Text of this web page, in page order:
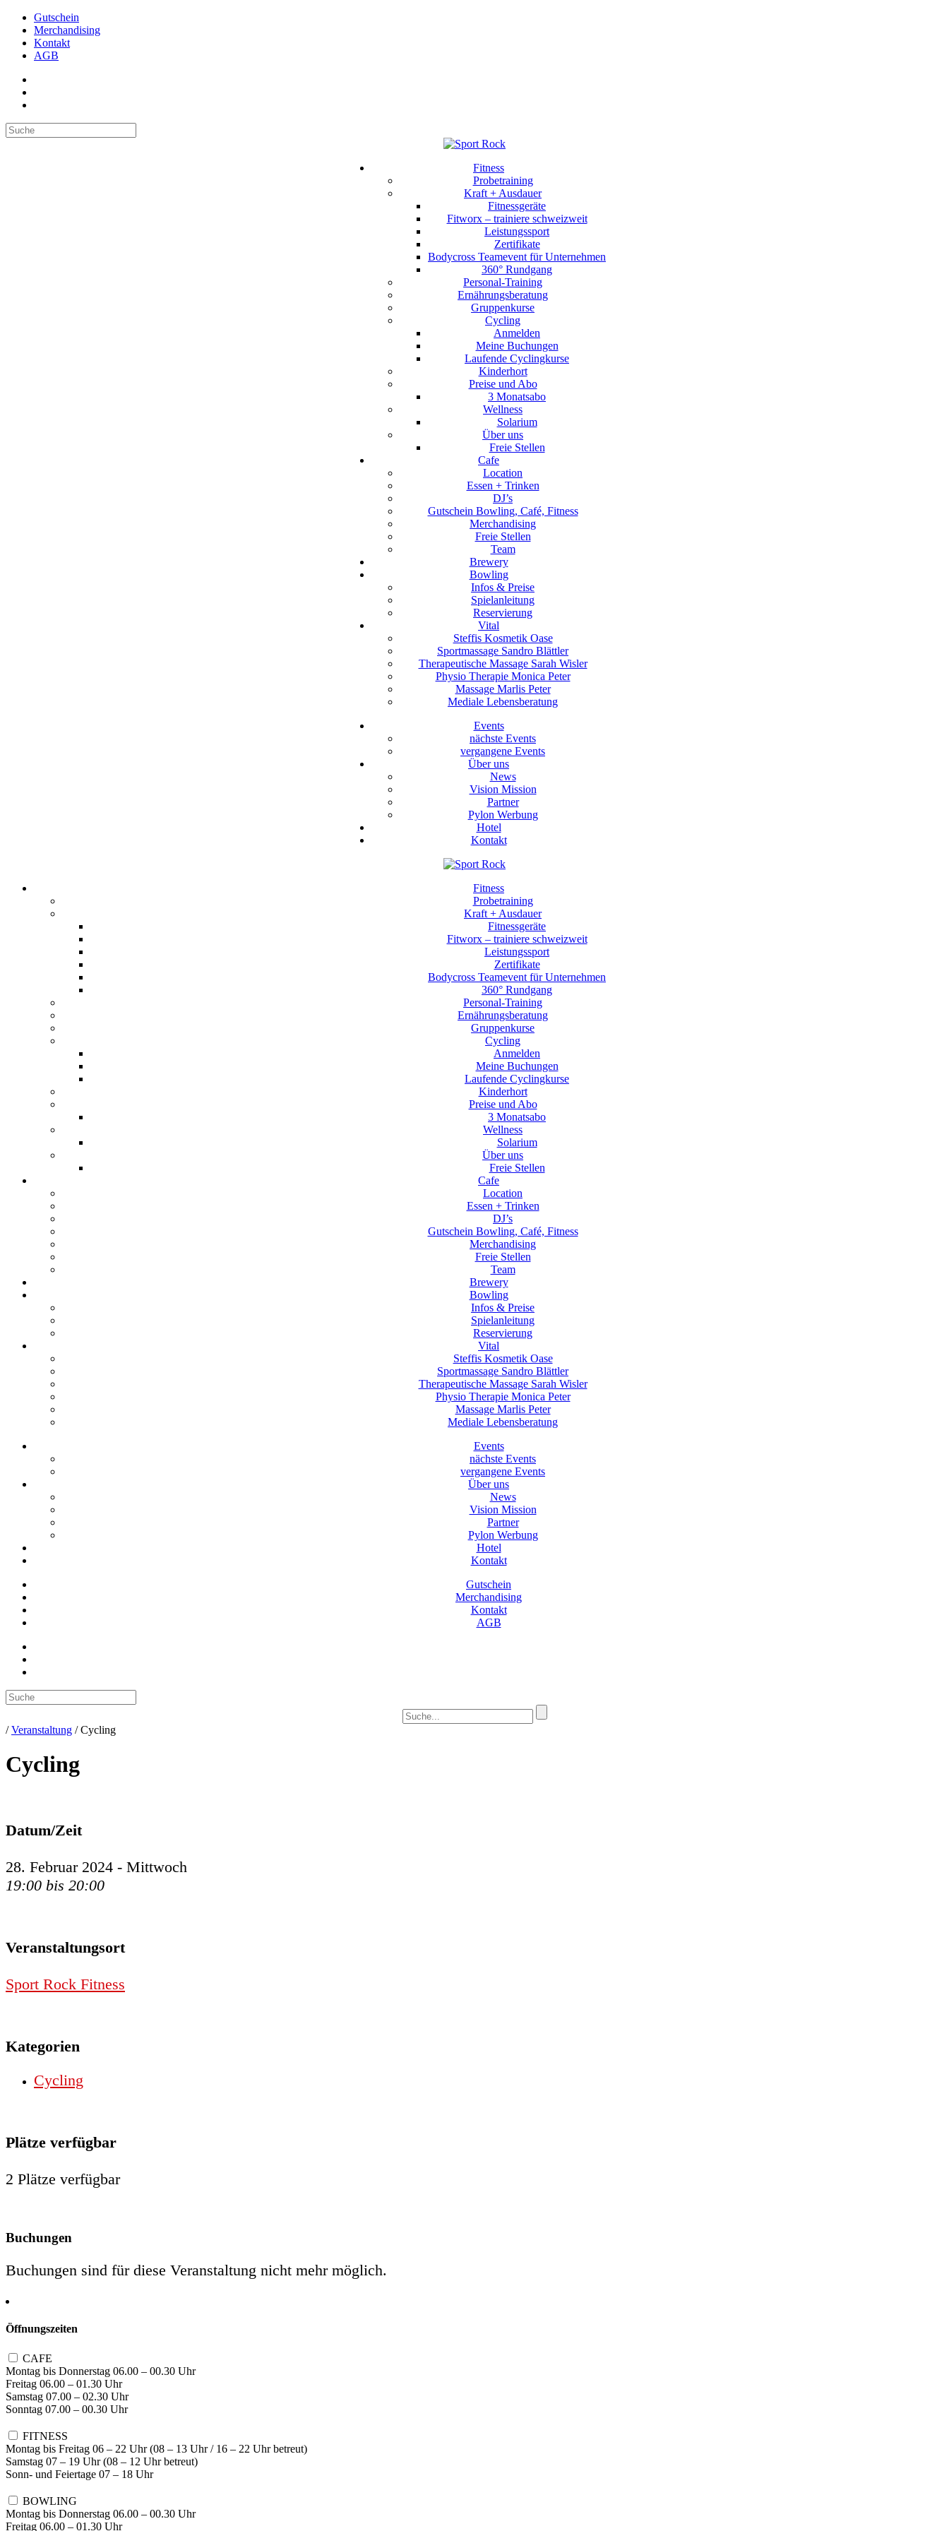
Gutschein
Merchandising
Kontakt
AGB
Suchen
Fitness
Probetraining
Kraft + Ausdauer
Fitnessgeräte
Fitworx – trainiere schweizweit
Leistungssport
Zertifikate
Bodycross Teamevent für Unternehmen
360° Rundgang
Personal-Training
Ernährungsberatung
Gruppenkurse
Cycling
Anmelden
Meine Buchungen
Laufende Cyclingkurse
Kinderhort
Preise und Abo
3 Monatsabo
Wellness
Solarium
Über uns
Freie Stellen
Cafe
Location
Essen + Trinken
DJ’s
Gutschein Bowling, Café, Fitness
Merchandising
Freie Stellen
Team
Brewery
Bowling
Infos & Preise
Spielanleitung
Reservierung
Vital
Steffis Kosmetik Oase
Sportmassage Sandro Blättler
Therapeutische Massage Sarah Wisler
Physio Therapie Monica Peter
Massage Marlis Peter
Mediale Lebensberatung
Events
nächste Events
vergangene Events
Über uns
News
Vision Mission
Partner
Pylon Werbung
Hotel
Kontakt
Fitness
Probetraining
Kraft + Ausdauer
Fitnessgeräte
Fitworx – trainiere schweizweit
Leistungssport
Zertifikate
Bodycross Teamevent für Unternehmen
360° Rundgang
Personal-Training
Ernährungsberatung
Gruppenkurse
Cycling
Anmelden
Meine Buchungen
Laufende Cyclingkurse
Kinderhort
Preise und Abo
3 Monatsabo
Wellness
Solarium
Über uns
Freie Stellen
Cafe
Location
Essen + Trinken
DJ’s
Gutschein Bowling, Café, Fitness
Merchandising
Freie Stellen
Team
Brewery
Bowling
Infos & Preise
Spielanleitung
Reservierung
Vital
Steffis Kosmetik Oase
Sportmassage Sandro Blättler
Therapeutische Massage Sarah Wisler
Physio Therapie Monica Peter
Massage Marlis Peter
Mediale Lebensberatung
Events
nächste Events
vergangene Events
Über uns
News
Vision Mission
Partner
Pylon Werbung
Hotel
Kontakt
Gutschein
Merchandising
Kontakt
AGB
/Veranstaltung /Cycling
Cycling
Datum/Zeit
28. Februar 2024 - Mittwoch
19:00 bis 20:00
Veranstaltungsort
Sport Rock Fitness
Kategorien
Cycling
Plätze verfügbar
2 Plätze verfügbar
Buchungen
Buchungen sind für diese Veranstaltung nicht mehr möglich.
Öffnungszeiten
CAFE
Montag bis Donnerstag 06.00 – 00.30 Uhr
Freitag 06.00 – 01.30 Uhr
Samstag 07.00 – 02.30 Uhr
Sonntag 07.00 – 00.30 Uhr
FITNESS
Montag bis Freitag 06 – 22 Uhr (08 – 13 Uhr / 16 – 22 Uhr betreut)
Samstag 07 – 19 Uhr (08 – 12 Uhr betreut)
Sonn- und Feiertage 07 – 18 Uhr
BOWLING
Montag bis Donnerstag 06.00 – 00.30 Uhr
Freitag 06.00 – 01.30 Uhr